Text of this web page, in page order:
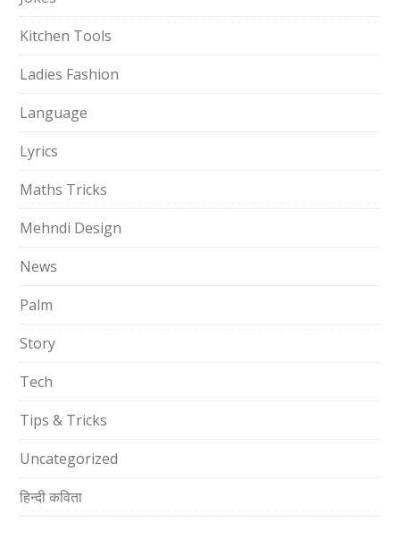
Kitchen Tools
Ladies Fashion
Language
Lyrics
Maths Tricks
Mehndi Design
News
Palm
Story
Tech
Tips & Tricks
Uncategorized
हिन्दी कविता